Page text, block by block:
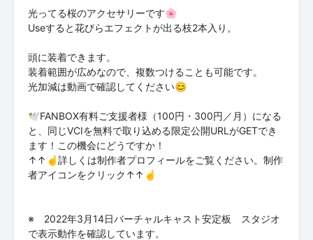
光ってる桜のアクセサリーです🌸
Useすると花びらエフェクトが出る枝2本入り。
頭に装着できます。
装着範囲が広めなので、複数つけることも可能です。
光加減は動画で確認してください😊
🕊FANBOX有料ご支援者様（100円・300円／月）になる
と、同じVCIを無料で取り込める限定公開URLがGETでき
ます！この機会にどうですか！
↑↑☝詳しくは制作者プロフィールをご覧ください。制作
者アイコンをクリック↑↑☝
※ 2022年3月14日バーチャルキャスト安定板 スタジオ
で表示動作を確認しています。